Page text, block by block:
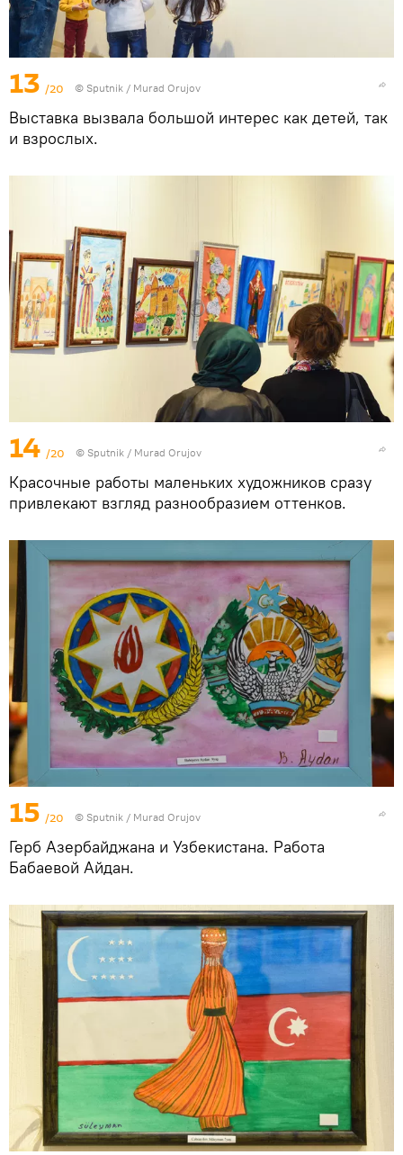
13 /20 © Sputnik / Murad Orujov
Выставка вызвала большой интерес как детей, так
и взрослых.
14 /20 © Sputnik / Murad Orujov
Красочные работы маленьких художников сразу
привлекают взгляд разнообразием оттенков.
15 /20 © Sputnik / Murad Orujov
Герб Азербайджана и Узбекистана. Работа
Бабаевой Айдан.